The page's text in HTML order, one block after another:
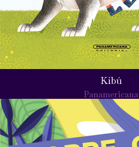
Kibú
Panamericana